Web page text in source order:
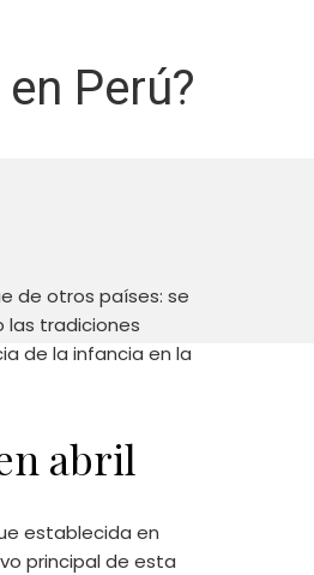
Perú?
de otros países: se
las tradiciones
de la infancia en la
abril
establecida en
principal de esta